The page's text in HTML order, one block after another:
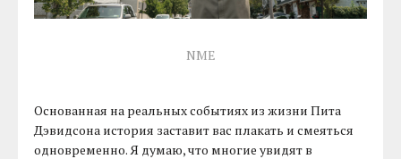
NME
Основанная на реальных событиях из жизни Пита
Дэвидсона история заставит вас плакать и смеяться
одновременно. Я думаю, что многие увидят в